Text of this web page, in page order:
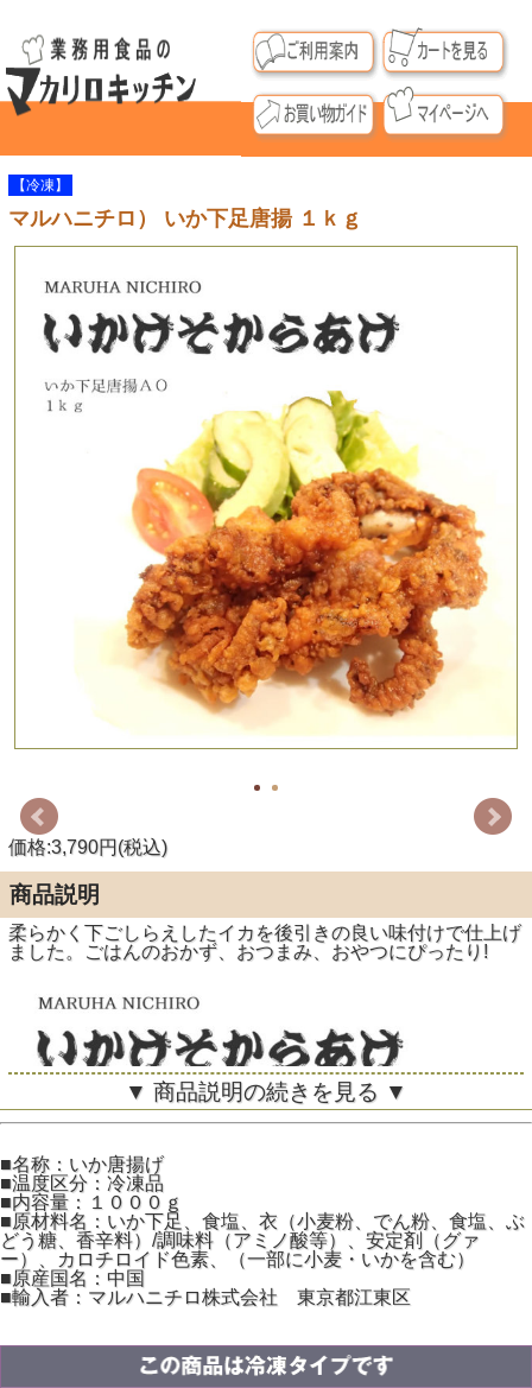
【冷凍】
マルハニチロ） いか下足唐揚 １ｋｇ
価格:3,790円(税込)
商品説明
柔らかく下ごしらえしたイカを後引きの良い味付けで仕上げ
ました。ごはんのおかず、おつまみ、おやつにぴったり!
▼ 商品説明の続きを見る ▼
■名称：いか唐揚げ
■温度区分：冷凍品
■内容量：１０００ｇ
■原材料名：いか下足、食塩、衣（小麦粉、でん粉、食塩、ぶ
どう糖、香辛料）/調味料（アミノ酸等）、安定剤（グァ
ー）、カロチロイド色素、（一部に小麦・いかを含む）
■原産国名：中国
■輸入者：マルハニチロ株式会社 東京都江東区